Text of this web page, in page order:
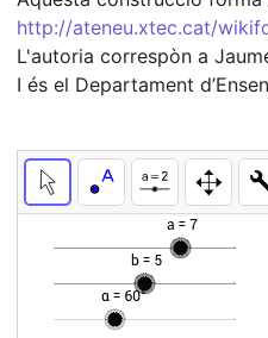
http://ateneu.xtec.cat/
L'autoria correspòn a
I és el Departament